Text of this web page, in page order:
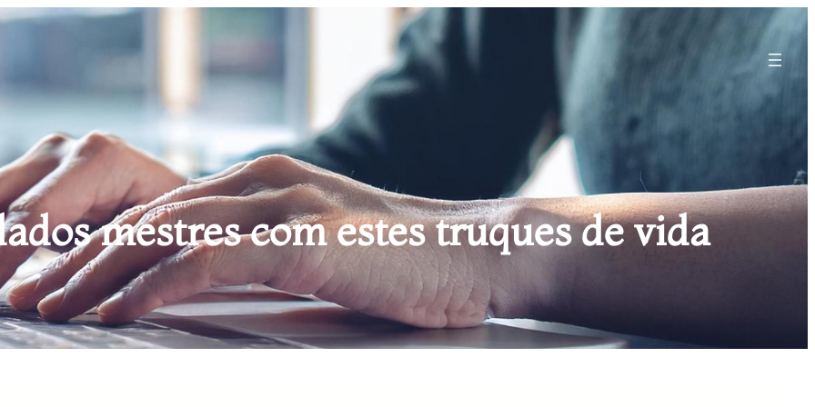
mestres com estes truques de vida